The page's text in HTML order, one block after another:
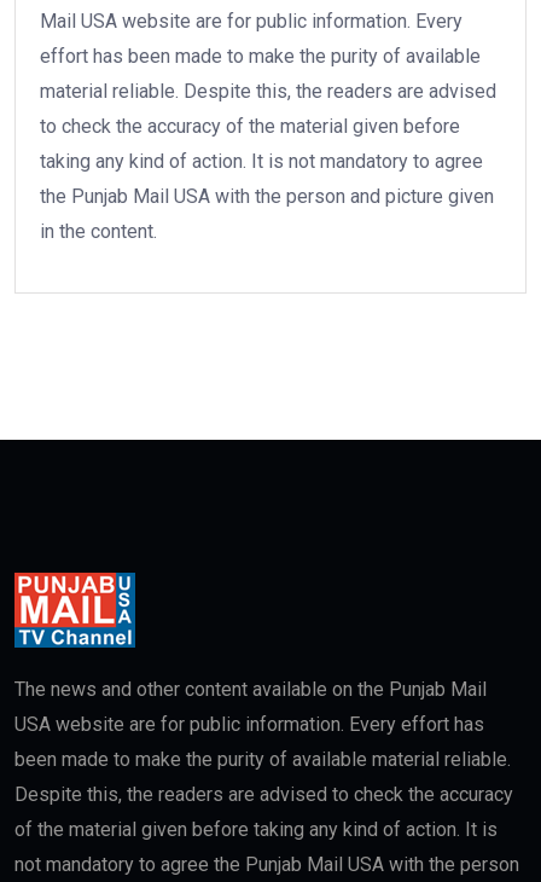
Mail USA website are for public information. Every
effort has been made to make the purity of available
material reliable. Despite this, the readers are advised
to check the accuracy of the material given before
taking any kind of action. It is not mandatory to agree
the Punjab Mail USA with the person and picture given
in the content.
The news and other content available on the Punjab Mail
USA website are for public information. Every effort has
been made to make the purity of available material reliable.
Despite this, the readers are advised to check the accuracy
of the material given before taking any kind of action. It is
not mandatory to agree the Punjab Mail USA with the person